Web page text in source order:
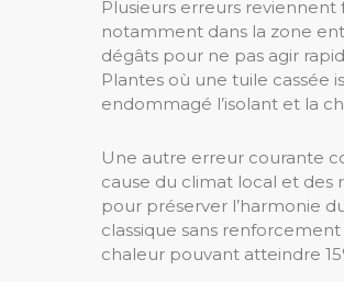
Plusieurs erreurs
notamment dans la zone
dégâts pour ne pas agir
Plantes où une tuile cassée
endommagé l’isolant et la
Une autre erreur courante
cause du climat local et des
pour préserver l’harmonie
classique sans
chaleur pouvant atteindre